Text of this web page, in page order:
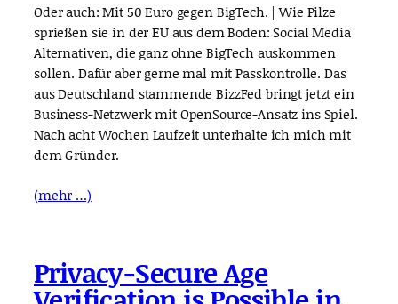
Oder auch: Mit 50 Euro gegen BigTech. | Wie Pilze
sprießen sie in der EU aus dem Boden: Social Media
Alternativen, die ganz ohne BigTech auskommen
sollen. Dafür aber gerne mal mit Passkontrolle. Das
aus Deutschland stammende BizzFed bringt jetzt ein
Business-Netzwerk mit OpenSource-Ansatz ins Spiel.
Nach acht Wochen Laufzeit unterhalte ich mich mit
dem Gründer.
(mehr …)
Privacy-Secure Age